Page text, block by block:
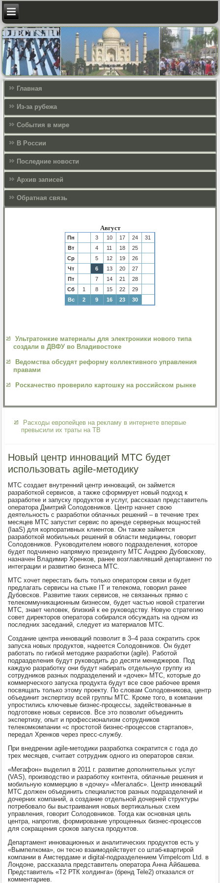
Главная
Из-за рубежа
События в мире
В России
Последние новости
Архив записей
Обратная связь
Август
Пн 3 10 17 24
31
Вт
4 11 18
25
Ср
5 12 19
26
Чт
6 13 20
27
Пт
7 14 21
28
Сб
1 8 15 22
29
Вс
2 9 16 23 30
Ультратонкие материалы для электроники нового типа
создали в ДВФУ во Владивостоке
Ведомства обсудят реформу коллективного управления
правами
Роскачество проверило картошку на российском рынке
Расходы европейцев на рекламу в интернете впервые
превысили их траты на ТВ
Новый центр инноваций МТС будет
использовать agile-методику
МТС создает внутренний центр инноваций, он займется
разработкой сервисов, а также сформирует новый подход к
разработке и запуску продуктов и услуг, рассказал представитель
оператора Дмитрий Солодовников. Центр начнет свою
деятельность с разработки облачных решений – в течение трех
месяцев МТС запустит сервис по аренде серверных мощностей
(IaaS) для корпоративных клиентов. Он также займется
разработкой мобильных решений в области медицины, говорит
Солодовников. Руководителем нового подразделения, которое
будет подчинено напрямую президенту МТС Андрею Дубовскову,
назначен Владимир Хренков, ранее возглавлявший департамент по
интеграции и развитию бизнеса МТС.
МТС хочет перестать быть только оператором связи и будет
предлагать сервисы на стыке IT и телекома, говорил ранее
Дубовсков. Развитие таких сервисов, не связанных прямо с
телекоммуникационным бизнесом, будет частью новой стратегии
МТС, знает человек, близкий к ее руководству. Новую стратегию
совет директоров оператора собирался обсуждать на одном из
последних заседаний, следует из материалов МТС.
Создание центра инноваций позволит в 3–4 раза сократить срок
запуска новых продуктов, надеется Солодовников. Он будет
работать по гибкой методике разработки (agile). Работой
подразделения будут руководить до десяти менеджеров. Под
каждую разработку они будут набирать отдельную группу из
сотрудников разных подразделений и «дочек» МТС, которые до
коммерческого запуска продукта будут все свое рабочее время
посвящать только этому проекту. По словам Солодовникова, центр
объединит экспертизу всей группы МТС. Кроме того, в компании
упростились ключевые бизнес-процессы, задействованные в
подготовке новых сервисов. Все это позволит объединить
экспертизу, опыт и профессионализм сотрудников
телекомкомпании «с простотой бизнес-процессов стартапов»,
передал Хренков через пресс-службу.
При внедрении agile-методики разработка сократится с года до
трех месяцев, считает сотрудник одного из операторов связи.
«Мегафон» выделил в 2011 г. развитие дополнительных услуг
(VAS), производство и разработку контента, облачные решения и
мобильную коммерцию в «дочку» «Мегалабс». Центр инноваций
МТС должен объединить специалистов разных подразделений и
дочерних компаний, а создание отдельной дочерней структуры
потребовало бы выстраивания новых вертикальных схем
управления, говорит Солодовников. Тогда как основная цель
центра, напротив, формирование упрощенных бизнес-процессов
для сокращения сроков запуска продуктов.
Департамент инновационных и аналитических продуктов есть у
«Вымпелкома», он тесно взаимодействует со штаб-квартирой
компании в Амстердаме и digital-подразделением Vimpelcom Ltd. в
Лондоне, рассказала представитель оператора Анна Айбашева.
Представитель «T2 РТК холдинга» (бренд Tele2) отказался от
комментариев.